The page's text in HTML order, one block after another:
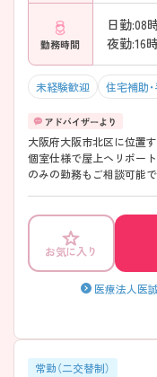
勤務時間
日勤:08
夜勤:16
未経験歓迎 住宅補助
大阪府大阪市北区に位置す
個室仕様で屋上ヘリポートがあります！ ICU勤務
のみの勤務もご相談可能です。 ご興味のある方には、面接対
お気に入り
医療法人医
常勤（二交替制）